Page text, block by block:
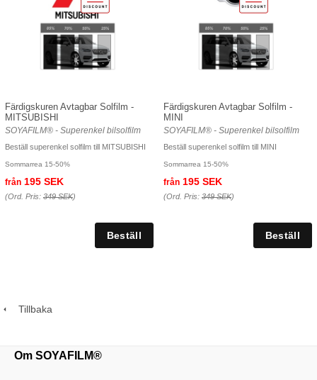
Färdigskuren Avtagbar Solfilm -
MITSUBISHI
SOYAFILM® - Superenkel bilsolfilm
Beställ superenkel solfilm till MITSUBISHI
Sommarrea 15-50%
från 195 SEK
(Ord. Pris: 349 SEK)
Färdigskuren Avtagbar Solfilm -
MINI
SOYAFILM® - Superenkel bilsolfilm
Beställ superenkel solfilm till MINI
Sommarrea 15-50%
från 195 SEK
(Ord. Pris: 349 SEK)
Tillbaka
Om SOYAFILM®